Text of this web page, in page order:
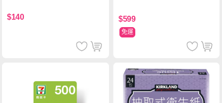
$140 $599
免運